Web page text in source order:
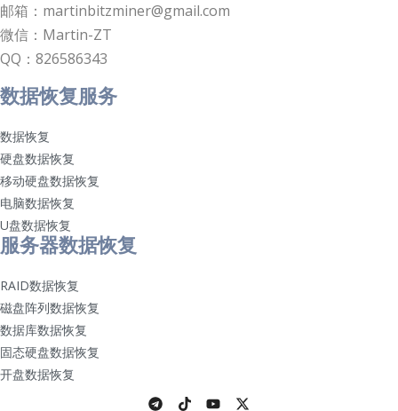
邮箱：martinbitzminer@gmail.com
微信：Martin-ZT
QQ：826586343
数据恢复服务
数据恢复
硬盘数据恢复
移动硬盘数据恢复
电脑数据恢复
U盘数据恢复
服务器数据恢复
RAID数据恢复
磁盘阵列数据恢复
数据库数据恢复
固态硬盘数据恢复
开盘数据恢复